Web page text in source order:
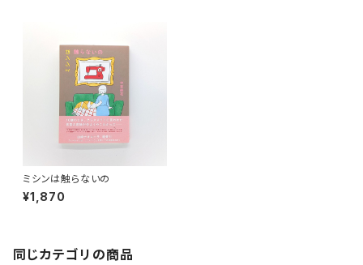
ミシンは触らないの
¥1,870
同じカテゴリの商品